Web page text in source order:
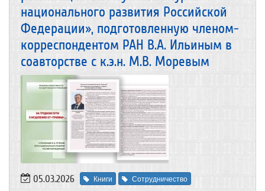
национального развития Российской
Федерации», подготовленную членом-
корреспондентом РАН В.А. Ильиным в
соавторстве с к.э.н. М.В. Моревым
05.03.2026 Книги Сотрудничество